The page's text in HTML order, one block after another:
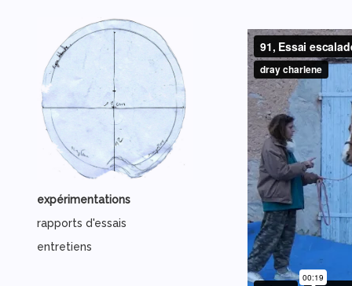
expérimentations
rapports d'essais
entretiens